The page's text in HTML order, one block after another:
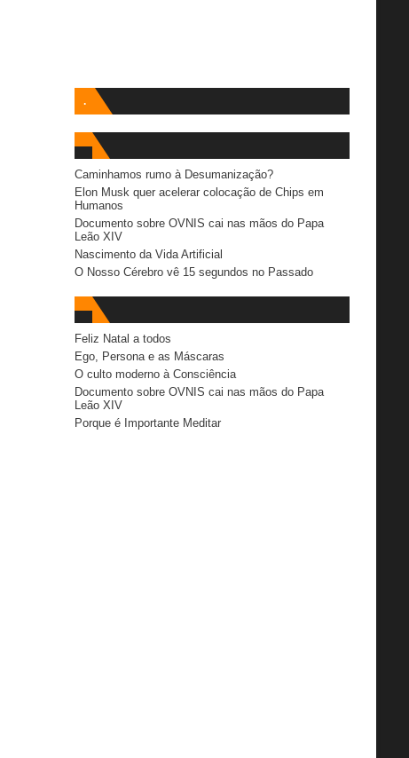
.
Caminhamos rumo à Desumanização?
Elon Musk quer acelerar colocação de Chips em
Humanos
Documento sobre OVNIS cai nas mãos do Papa
Leão XIV
Nascimento da Vida Artificial
O Nosso Cérebro vê 15 segundos no Passado
Feliz Natal a todos
Ego, Persona e as Máscaras
O culto moderno à Consciência
Documento sobre OVNIS cai nas mãos do Papa
Leão XIV
Porque é Importante Meditar